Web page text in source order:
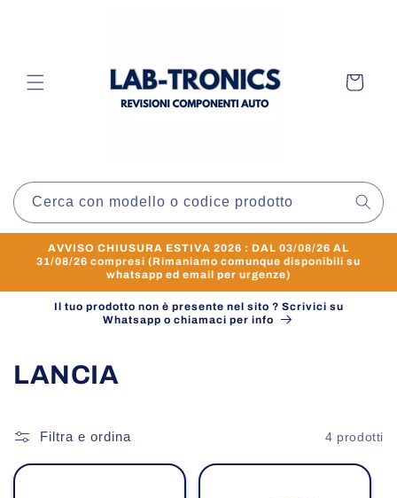
Carrello
Cerca con modello o codice prodotto
AVVISO CHIUSURA ESTIVA 2026 : DAL 03/08/26 AL
31/08/26 compresi (Rimaniamo comunque disponibili su
whatsapp ed email per urgenze)
Il tuo prodotto non è presente nel sito ? Scrivici su
Whatsapp o chiamaci per info
C
l
l
LANCIA
Filtra e ordina 4 prodotti